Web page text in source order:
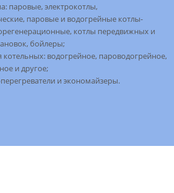
паровые, электрокотлы,
паровые и водогрейные котлы-
котлы передвижных и
бойлеры;
котельных: водогрейное, пароводогрейное,
и другое;
и экономайзеры.